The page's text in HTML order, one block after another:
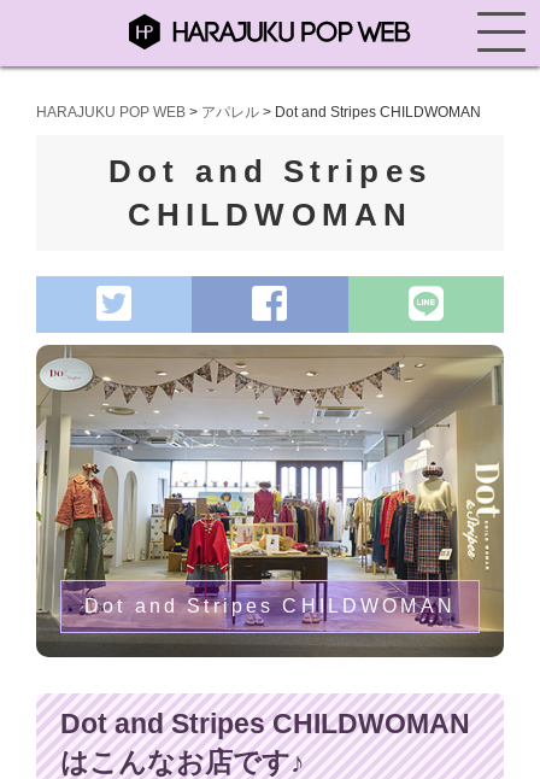
HARAJUKU POP WEB > アパレル > Dot and Stripes CHILDWOMAN
Dot and Stripes
CHILDWOMAN
Dot and Stripes CHILDWOMAN
Dot and Stripes CHILDWOMAN
はこんなお店です♪